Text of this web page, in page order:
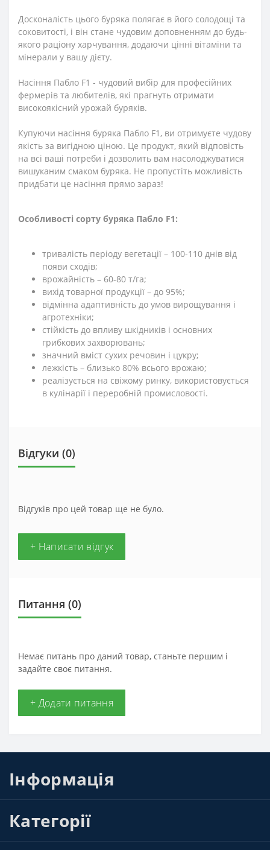
Досконалість цього буряка полягає в його солодощі та
соковитості, і він стане чудовим доповненням до будь-
якого раціону харчування, додаючи цінні вітаміни та
мінерали у вашу дієту.
Насіння Пабло F1 - чудовий вибір для професійних
фермерів та любителів, які прагнуть отримати
високоякісний урожай буряків.
Купуючи насіння буряка Пабло F1, ви отримуєте чудову
якість за вигідною ціною. Це продукт, який відповість
на всі ваші потреби і дозволить вам насолоджуватися
вишуканим смаком буряка. Не пропустіть можливість
придбати це насіння прямо зараз!
Особливості сорту буряка Пабло F1:
тривалість періоду вегетації – 100-110 днів від
появи сходів;
врожайність – 60-80 т/га;
вихід товарної продукції – до 95%;
відмінна адаптивність до умов вирощування і
агротехніки;
стійкість до впливу шкідників і основних
грибкових захворювань;
значний вміст сухих речовин і цукру;
лежкість – близько 80% всього врожаю;
реалізується на свіжому ринку, використовується
в кулінарії і переробній промисловості.
Відгуки (0)
Відгуків про цей товар ще не було.
+ Написати відгук
Питання (0)
Немає питань про даний товар, станьте першим і
задайте своє питання.
+ Додати питання
Інформація
Категорії